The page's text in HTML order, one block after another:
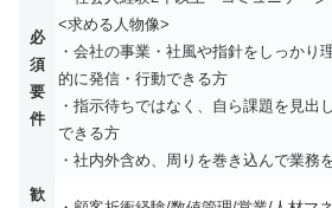
必
須
要
件
<求める人物像>
・会社の事業・社風や指針をしっかり
的に発信・行動できる方
・指示待ちではなく、自ら課題を見出
できる方
・社内外含め、周りを巻き込んで業務
歓